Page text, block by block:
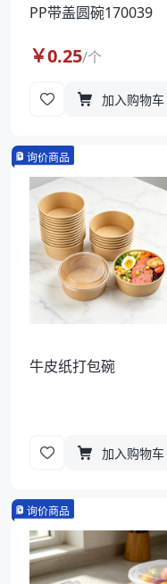
PP带盖圆碗170039
￥0.25/个
加入购物车
询价商品
牛皮纸打包碗
加入购物车
询价商品